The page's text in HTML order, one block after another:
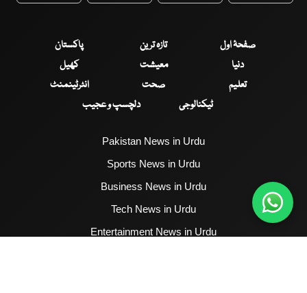
صفحۂ اول تازہ ترین
پاکستان
دنیا
معیشت
کھیل
تعلیم
صحت
انٹرٹینمنٹ
ٹیکنالوجی
دلچسپ و عجیب
Pakistan News in Urdu
Sports News in Urdu
Business News in Urdu
Tech News in Urdu
Entertainment News in Urdu